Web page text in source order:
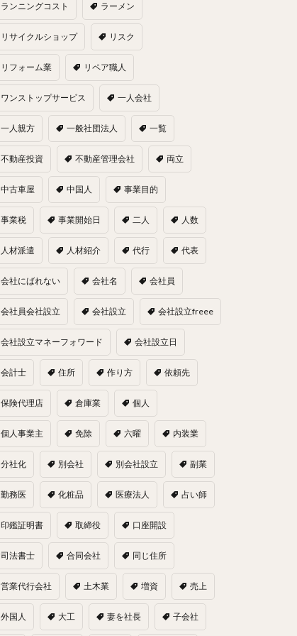
ランニングコスト ラーメン
リサイクルショップ リスク
リフォーム業 リペア職人
ワンストップサービス 一人会社
一人親方 一般社団法人 一覧
不動産投資 不動産管理会社 両立
中古車屋 中国人 事業目的
事業税 事業開始日 二人 人数
人材派遣 人材紹介 代行 代表
会社にばれない 会社名 会社員
会社員会社設立 会社設立 会社設立freee
会社設立マネーフォワード 会社設立日
会計士 住所 作り方 依頼先
保険代理店 倉庫業 個人
個人事業主 免除 六曜 内装業
分社化 別会社 別会社設立 副業
勤務医 化粧品 医療法人 占い師
印鑑証明書 取締役 口座開設
司法書士 合同会社 同じ住所
営業代行会社 土木業 増資 売上
外国人 大工 妻を社長 子会社